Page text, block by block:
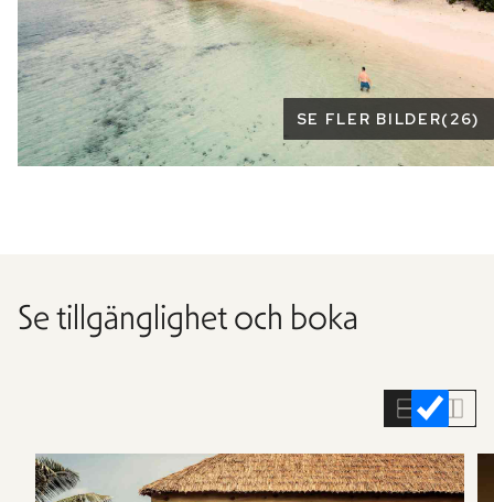
Se fler bilder
SE FLER BILDER( 26)
Se tillgänglighet och boka